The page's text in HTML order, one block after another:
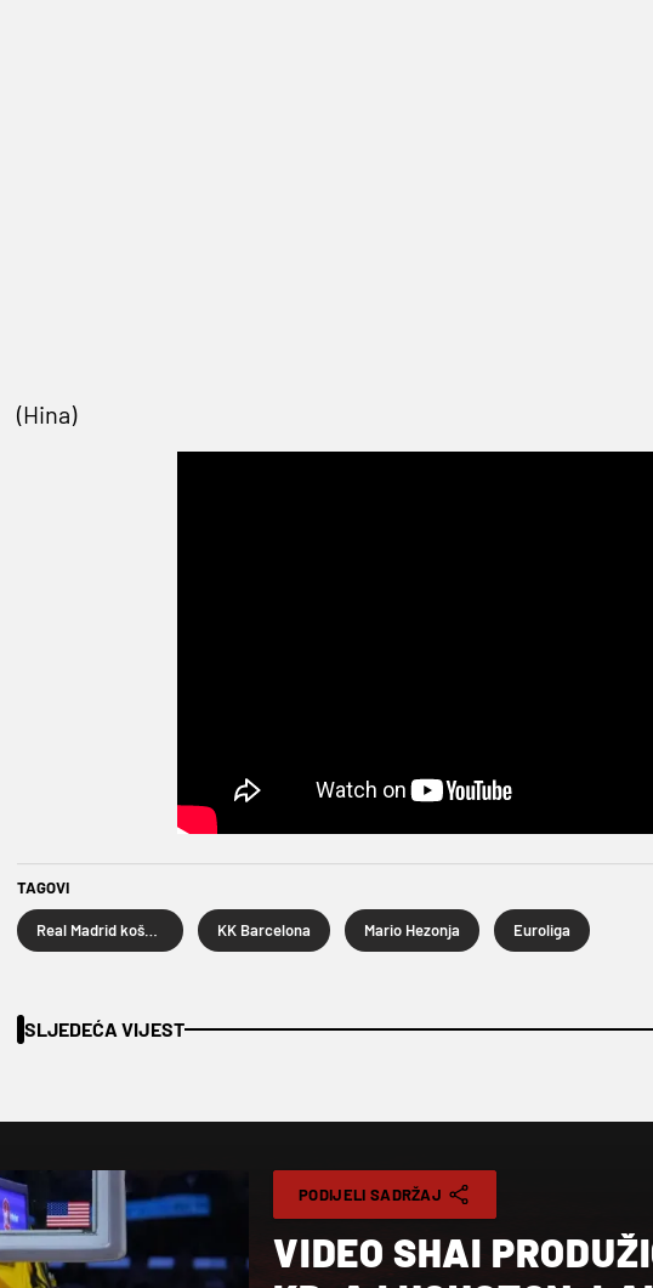
(Hina)
TAGOVI
Real Madrid košarka KK Barcelona Mario Hezonja Euroliga
SLJEDEĆA VIJEST
PODIJELI SADRŽAJ
VIDEO SHAI